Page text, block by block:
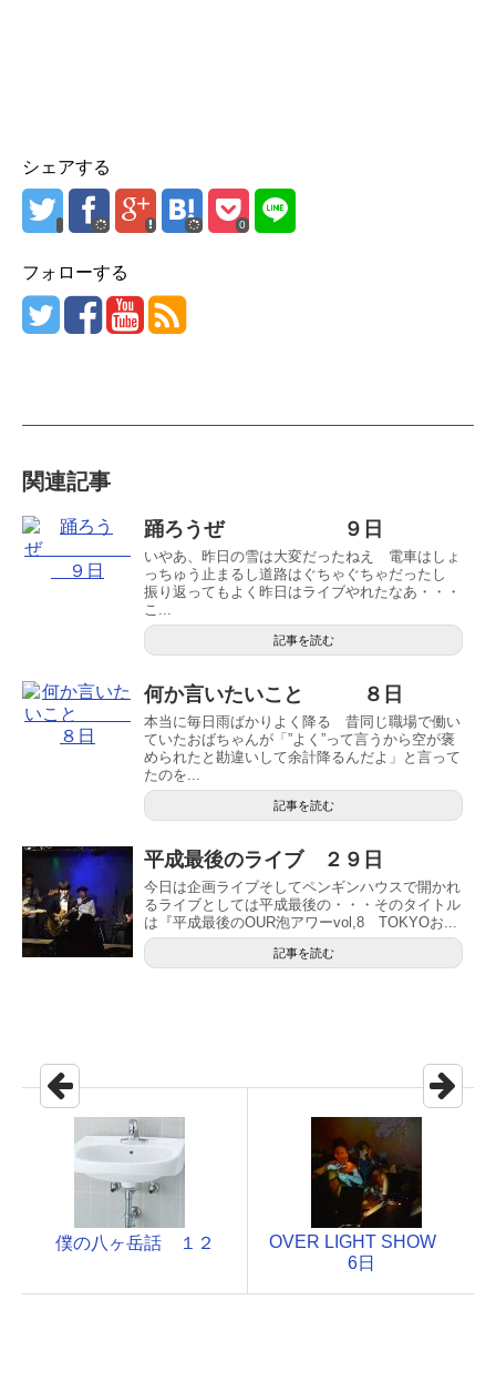
シェアする
0
フォローする
関連記事
踊ろうぜ ９日
いやあ、昨日の雪は大変だったねえ 電車はしょ
っちゅう止まるし道路はぐちゃぐちゃだったし
振り返ってもよく昨日はライブやれたなあ・・・
こ...
記事を読む
何か言いたいこと ８日
本当に毎日雨ばかりよく降る 昔同じ職場で働い
ていたおばちゃんが「”よく”って言うから空が褒
められたと勘違いして余計降るんだよ」と言って
たのを...
記事を読む
平成最後のライブ ２９日
今日は企画ライブそしてペンギンハウスで開かれ
るライブとしては平成最後の・・・そのタイトル
は『平成最後のOUR泡アワーvol,8 TOKYOお...
記事を読む
僕の八ヶ岳話 １２
OVER LIGHT SHOW
6日